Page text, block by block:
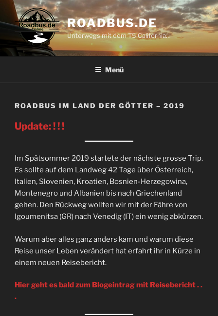
Zum
Inhalt
springen
ROADBUS.DE
Unterwegs mit dem T5 California…
Menü
ROADBUS IM LAND DER GÖTTER – 2019
Update: ! ! !
Im Spätsommer 2019 startete der nächste grosse Trip.
Es sollte auf dem Landweg 42 Tage über Österreich,
Italien, Slovenien, Kroatien, Bosnien-Herzegowina,
Montenegro und Albanien bis nach Griechenland
gehen. Den Rückweg wollten wir mit der Fähre von
Igoumenitsa (GR) nach Venedig (IT) ein wenig abkürzen.
Warum aber alles ganz anders kam und warum diese
Reise unser Leben verändert hat erfahrt ihr in Kürze in
einem neuen Reisebericht.
Hier geht es bald zum Blogeintrag mit Reisebericht . .
.